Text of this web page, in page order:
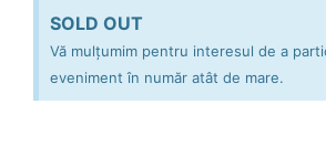
SOLD OUT
Vă mulțumim pentru interesul de a
eveniment în număr atât de mare.